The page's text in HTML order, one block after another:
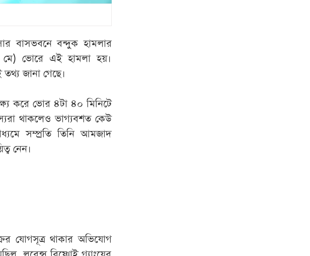
বাসভবনে বন্দুক হামলার
মে) ভোরে এই হামলা হয়।
জানা গেছে।
করে ভোর ৪টা ৪০ মিনিটে
থাকলেও ভাগ্যবশত কেউ
সম্প্রতি তিনি আমজাদ
নেন।
যোগসূত্র থাকার অভিযোগ